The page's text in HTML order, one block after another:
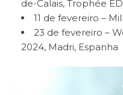
de-Calais, Trophée
11 de fevereiro –
23 de fevereiro –
2024, Madri, Espanha